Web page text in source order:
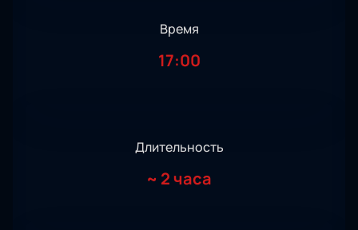
Время
17:00
Длительность
~ 2 часа